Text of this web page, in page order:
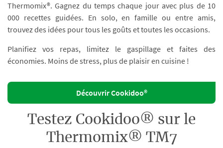
Thermomix®. Gagnez du temps chaque jour avec plus de 10
000 recettes guidées. En solo, en famille ou entre amis,
trouvez des idées pour tous les goûts et toutes les occasions.
Planifiez vos repas, limitez le gaspillage et faites des
économies. Moins de stress, plus de plaisir en cuisine !
Découvrir Cookidoo®
Testez Cookidoo® sur le
Thermomix® TM7